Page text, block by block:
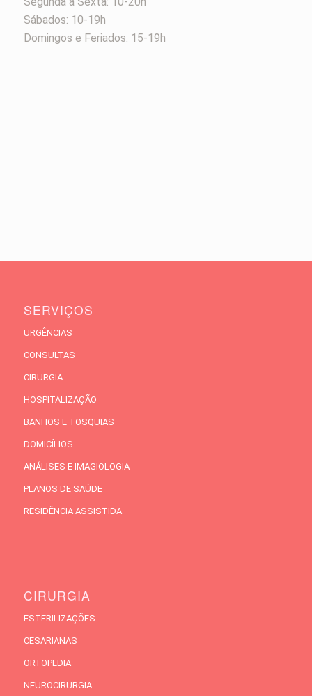
Sábados: 10-19h
Domingos e Feriados: 15-19h
SERVIÇOS
URGÊNCIAS
CONSULTAS
CIRURGIA
HOSPITALIZAÇÃO
BANHOS E TOSQUIAS
DOMICÍLIOS
ANÁLISES E IMAGIOLOGIA
PLANOS DE SAÚDE
RESIDÊNCIA ASSISTIDA
CIRURGIA
ESTERILIZAÇÕES
CESARIANAS
ORTOPEDIA
NEUROCIRURGIA